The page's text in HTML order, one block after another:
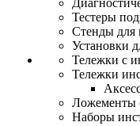
Тестеры
Стенды для
Установки
Тележки с
Тележки
Ложементы
Наборы